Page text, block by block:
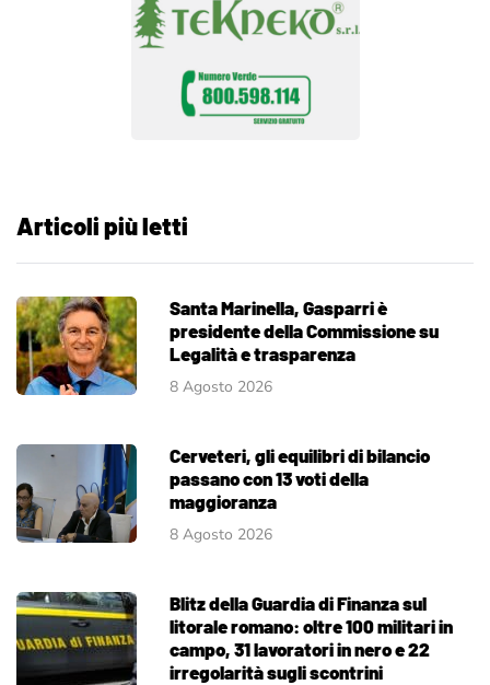
Articoli più letti
Santa Marinella, Gasparri è
presidente della Commissione su
Legalità e trasparenza
8 Agosto 2026
Cerveteri, gli equilibri di bilancio
passano con 13 voti della
maggioranza
8 Agosto 2026
Blitz della Guardia di Finanza sul
litorale romano: oltre 100 militari in
campo, 31 lavoratori in nero e 22
irregolarità sugli scontrini